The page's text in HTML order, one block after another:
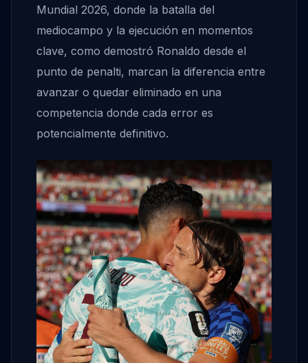
Mundial 2026, donde la batalla del
mediocampo y la ejecución en momentos
clave, como demostró Ronaldo desde el
punto de penalti, marcan la diferencia entre
avanzar o quedar eliminado en una
competencia donde cada error es
potencialmente definitivo.